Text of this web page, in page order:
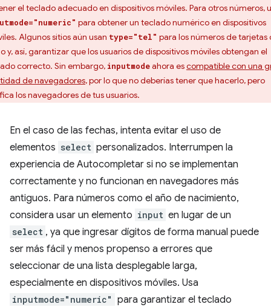
el teclado adecuado en dispositivos móviles. Para otros números,
para obtener un teclado numérico en dispositivos
Algunos sitios aún usan type="tel" para los números de tarjetas
y, así, garantizar que los usuarios de dispositivos móviles obtengan el
correcto. Sin embargo, inputmodeahora escompatible con una
de navegadores, por lo que no deberías tener que hacerlo, pero
los navegadores de tus usuarios.
En el caso de las fechas, intenta evitar el uso de
elementos select personalizados. Interrumpen la
experiencia de Autocompletar si no se implementan
correctamente y no funcionan en navegadores más
antiguos. Para números como el año de nacimiento,
considera usar un elemento input en lugar de un
select , ya que ingresar dígitos de forma manual puede
ser más fácil y menos propenso a errores que
seleccionar de una lista desplegable larga,
especialmente en dispositivos móviles. Usa
inputmode="numeric" para garantizar el teclado